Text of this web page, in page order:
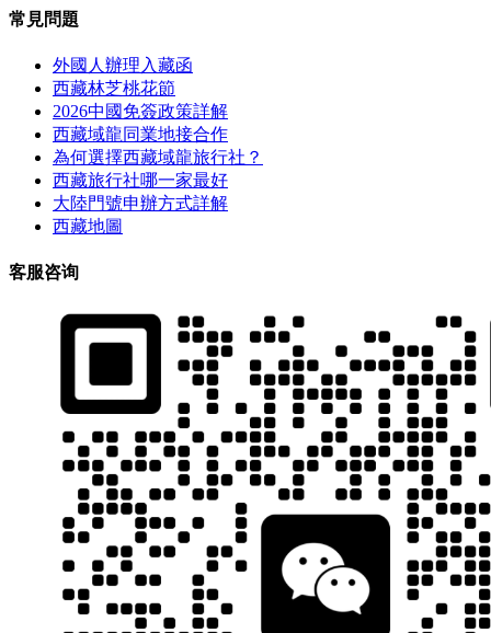
常見問題
外國人辦理入藏函
西藏林芝桃花節
2026中國免簽政策詳解
西藏域龍同業地接合作
為何選擇西藏域龍旅行社？
西藏旅行社哪一家最好
大陸門號申辦方式詳解
西藏地圖
客服咨询